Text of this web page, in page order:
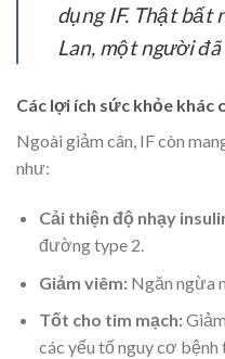
dụng IF. Thật bất
Lan, một người
Các lợi ích sức khỏe khác
Ngoài giảm cân, IF còn
như:
Cải thiện độ nhạy
đường type 2.
Giảm viêm:Ngăn ngừa
Tốt cho tim mạch:
các yếu tố nguy cơ bệnh